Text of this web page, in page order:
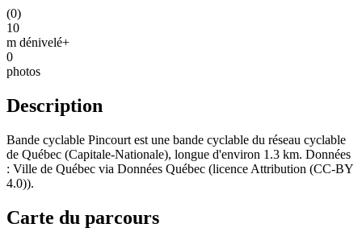
(0)
10
m dénivelé+
0
photos
Description
Bande cyclable Pincourt est une bande cyclable du réseau cyclable
de Québec (Capitale-Nationale), longue d'environ 1.3 km. Données
: Ville de Québec via Données Québec (licence Attribution (CC-BY
4.0)).
Carte du parcours